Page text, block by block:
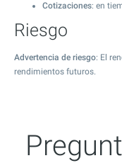
Cotizaciones: en
Riesgo
Advertencia de riesgo: El
rendimientos futuros.